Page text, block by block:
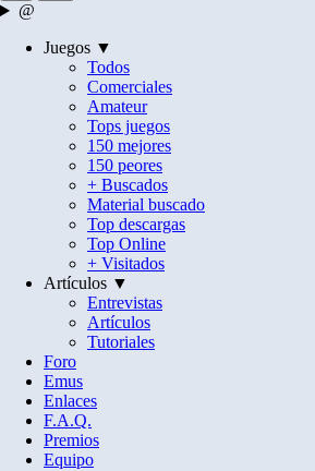
@
Juegos ▼
Todos
Comerciales
Amateur
Tops juegos
150 mejores
150 peores
+ Buscados
Material buscado
Top descargas
Top Online
+ Visitados
Artículos ▼
Entrevistas
Artículos
Tutoriales
Foro
Emus
Enlaces
F.A.Q.
Premios
Equipo